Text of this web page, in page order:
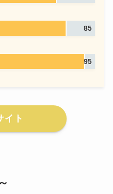
85
95
イト